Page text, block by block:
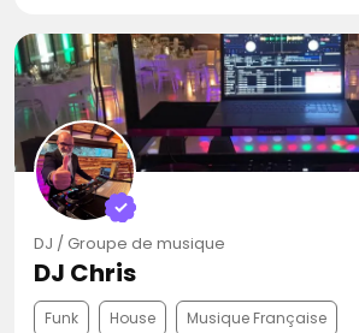
DJ / Groupe de musique
DJ Chris
Funk House Musique Française